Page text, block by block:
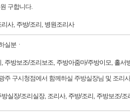
구합니다.
사, 주방/조리, 병원조리사
실분ㆍ
주방보조/조리보조, 주방아줌마/주방이모, 홀서
주 구시청점에서 함께하실 주방실장님 및 조리
실장/조리실장, 조리사, 주방/조리, 주방보조/조